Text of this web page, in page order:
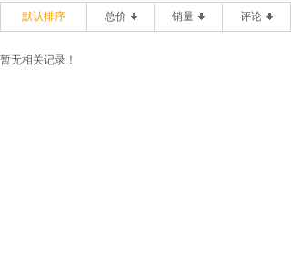
默认排序 总价 销量 评论
暂无相关记录！